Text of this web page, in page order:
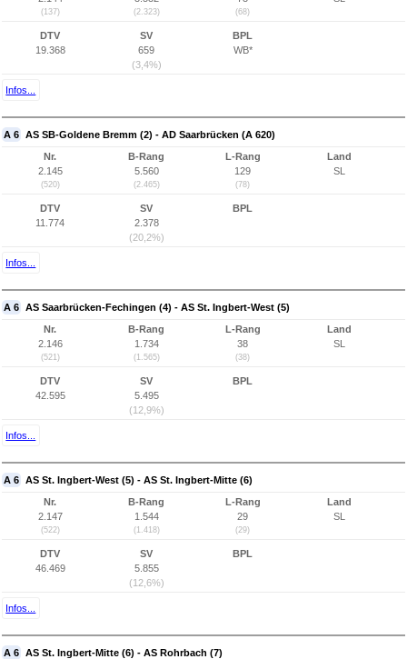
(137) (2.323) (68)
DTV
19.368
SV
659
(3,4%)
BPL
WB*
Infos...
A 6 AS SB-Goldene Bremm (2) - AD Saarbrücken (A 620)
Nr.
2.145
(520)
B-Rang
5.560
(2.465)
L-Rang
129
(78)
Land
SL
DTV
11.774
SV
2.378
(20,2%)
BPL
Infos...
A 6 AS Saarbrücken-Fechingen (4) - AS St. Ingbert-West (5)
Nr.
2.146
(521)
B-Rang
1.734
(1.565)
L-Rang
38
(38)
Land
SL
DTV
42.595
SV
5.495
(12,9%)
BPL
Infos...
A 6 AS St. Ingbert-West (5) - AS St. Ingbert-Mitte (6)
Nr.
2.147
(522)
B-Rang
1.544
(1.418)
L-Rang
29
(29)
Land
SL
DTV
46.469
SV
5.855
(12,6%)
BPL
Infos...
A 6 AS St. Ingbert-Mitte (6) - AS Rohrbach (7)